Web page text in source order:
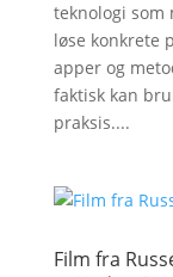
teknologi som
løse konkrete
apper og
faktisk kan
praksis....
Film fra